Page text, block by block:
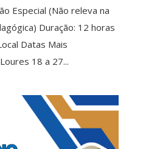
Especial (Não releva na
Duração: 12 horas
Datas Mais
18 a 27...